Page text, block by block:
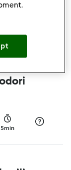
5min